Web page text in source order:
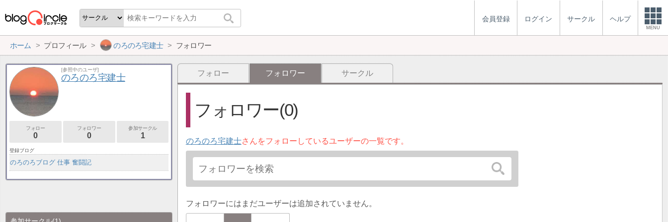
会員登録 ログイン サークル ヘルプ
MENU
ホーム プロフィール のろのろ宅建士 フォロワー
フォロー フォロワー サークル
フォロワー(0)
のろのろ宅建士さんをフォローしているユーザーの一覧です。
フォロワーにはまだユーザーは追加されていません。
[参照中のユーザ]
のろのろ宅建士
フォロー
0
フォロワー
0
参加サークル
1
登録ブログ
のろのろブログ 仕事 奮闘記